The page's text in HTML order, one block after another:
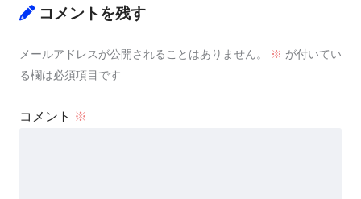
コメントを残す
メールアドレスが公開されることはありません。 ※ が付いてい
る欄は必須項目です
コメント ※